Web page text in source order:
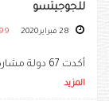
للجوجيتسو
أكدت 67 دولة مشاركتها في الجولة السادسة والأخيرة من النسخة .....
المزيد